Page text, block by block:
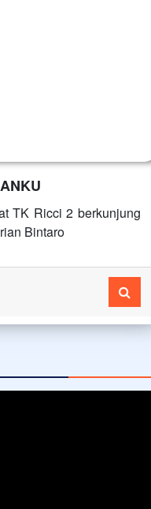
TK Ricci 2 berkunjung
Bintaro